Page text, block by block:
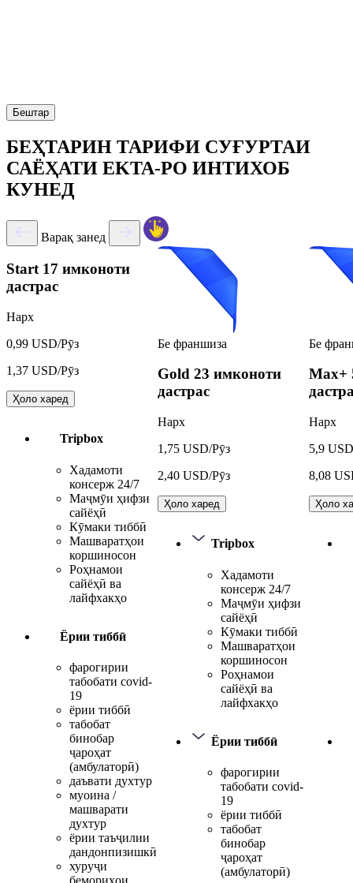
Бештар
БЕҲТАРИН ТАРИФИ СУҒУРТАИ
САЁҲАТИ EKTA-РО ИНТИХОБ
КУНЕД
Варақ занед
Start 17 имконоти
дастрас
Нарх
0,99 USD/Рӯз
1,37 USD/Рӯз
Ҳоло харед
Tripbox
Хадамоти
консерж 24/7
Маҷмӯи ҳифзи
сайёҳӣ
Кӯмаки тиббӣ
Машваратҳои
коршиносон
Роҳнамои
сайёҳӣ ва
лайфхакҳо
Ёрии тиббӣ
фарогирии
табобати covid-
19
ёрии тиббӣ
табобат
бинобар
ҷароҳат
(амбулаторӣ)
даъвати духтур
муоина /
машварати
духтур
ёрии таъҷилии
дандонпизишкӣ
хуруҷи
Бе франшиза
Gold 23 имконоти
дастрас
Нарх
1,75 USD/Рӯз
2,40 USD/Рӯз
Ҳоло харед
Tripbox
Хадамоти
консерж 24/7
Маҷмӯи ҳифзи
сайёҳӣ
Кӯмаки тиббӣ
Машваратҳои
коршиносон
Роҳнамои
сайёҳӣ ва
лайфхакҳо
Ёрии тиббӣ
фарогирии
табобати covid-
19
ёрии тиббӣ
табобат
бинобар
ҷароҳат
(амбулаторӣ)
Бе
Max+
Нарх
5,9
8,08
Ҳоло